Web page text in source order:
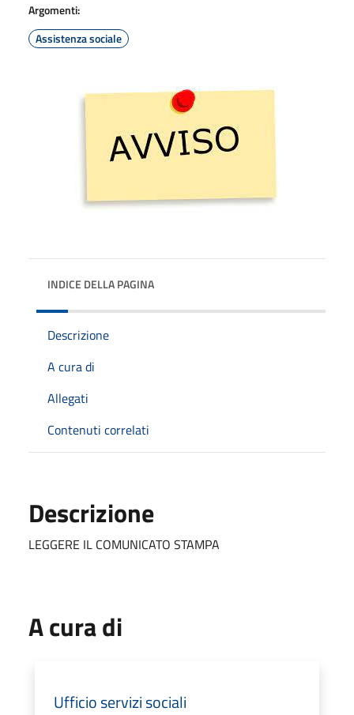
Argomenti:
Assistenza sociale
INDICE DELLA PAGINA
Descrizione
A cura di
Allegati
Contenuti correlati
Descrizione
LEGGERE IL COMUNICATO STAMPA
A cura di
Ufficio servizi sociali